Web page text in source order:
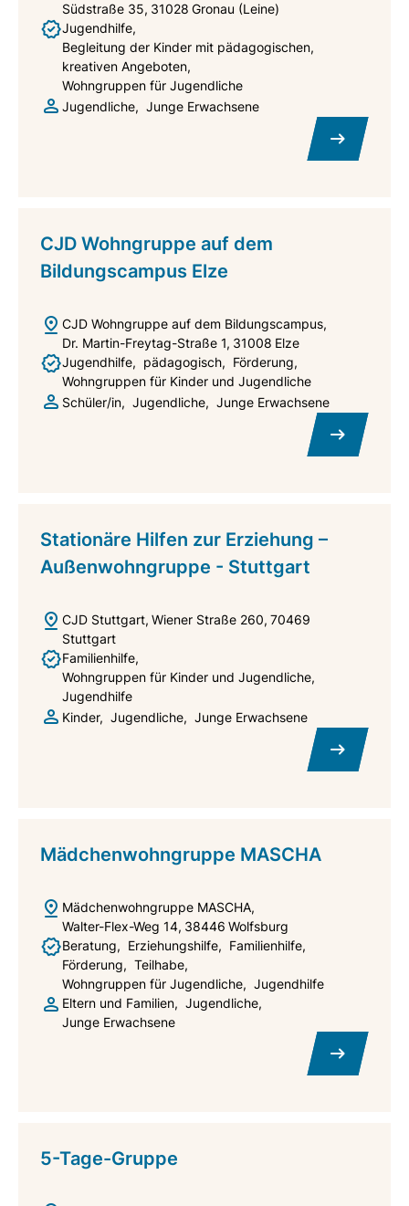
Südstraße 35 31028 Gronau (Leine)
Jugendhilfe
Begleitung der Kinder mit pädagogischen,
kreativen Angeboten
Wohngruppen für Jugendliche
Jugendliche
Junge Erwachsene
CJD Wohngruppe auf dem
Bildungscampus Elze
CJD Wohngruppe auf dem Bildungscampus
Dr. Martin-Freytag-Straße 1 31008 Elze
Jugendhilfe
pädagogisch
Förderung
Wohngruppen für Kinder und Jugendliche
Schüler/in
Jugendliche Junge Erwachsene
Stationäre Hilfen zur Erziehung –
Außenwohngruppe - Stuttgart
CJD Stuttgart Wiener Straße 260 70469
Stuttgart
Familienhilfe
Wohngruppen für Kinder und Jugendliche
Jugendhilfe
Kinder
Jugendliche Junge Erwachsene
Mädchenwohngruppe MASCHA
Mädchenwohngruppe MASCHA
Walter-Flex-Weg 14 38446 Wolfsburg
Beratung
Erziehungshilfe
Familienhilfe
Förderung
Teilhabe
Wohngruppen für Jugendliche
Jugendhilfe
Eltern und Familien
Jugendliche
Junge Erwachsene
5-Tage-Gruppe